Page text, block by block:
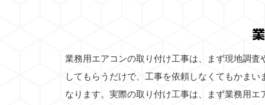
業務用エアコンの取り付け工事は、まず現地調
してもらうだけで、工事を依頼しなくてもかま
なります。実際の取り付け工事は、まず業務用